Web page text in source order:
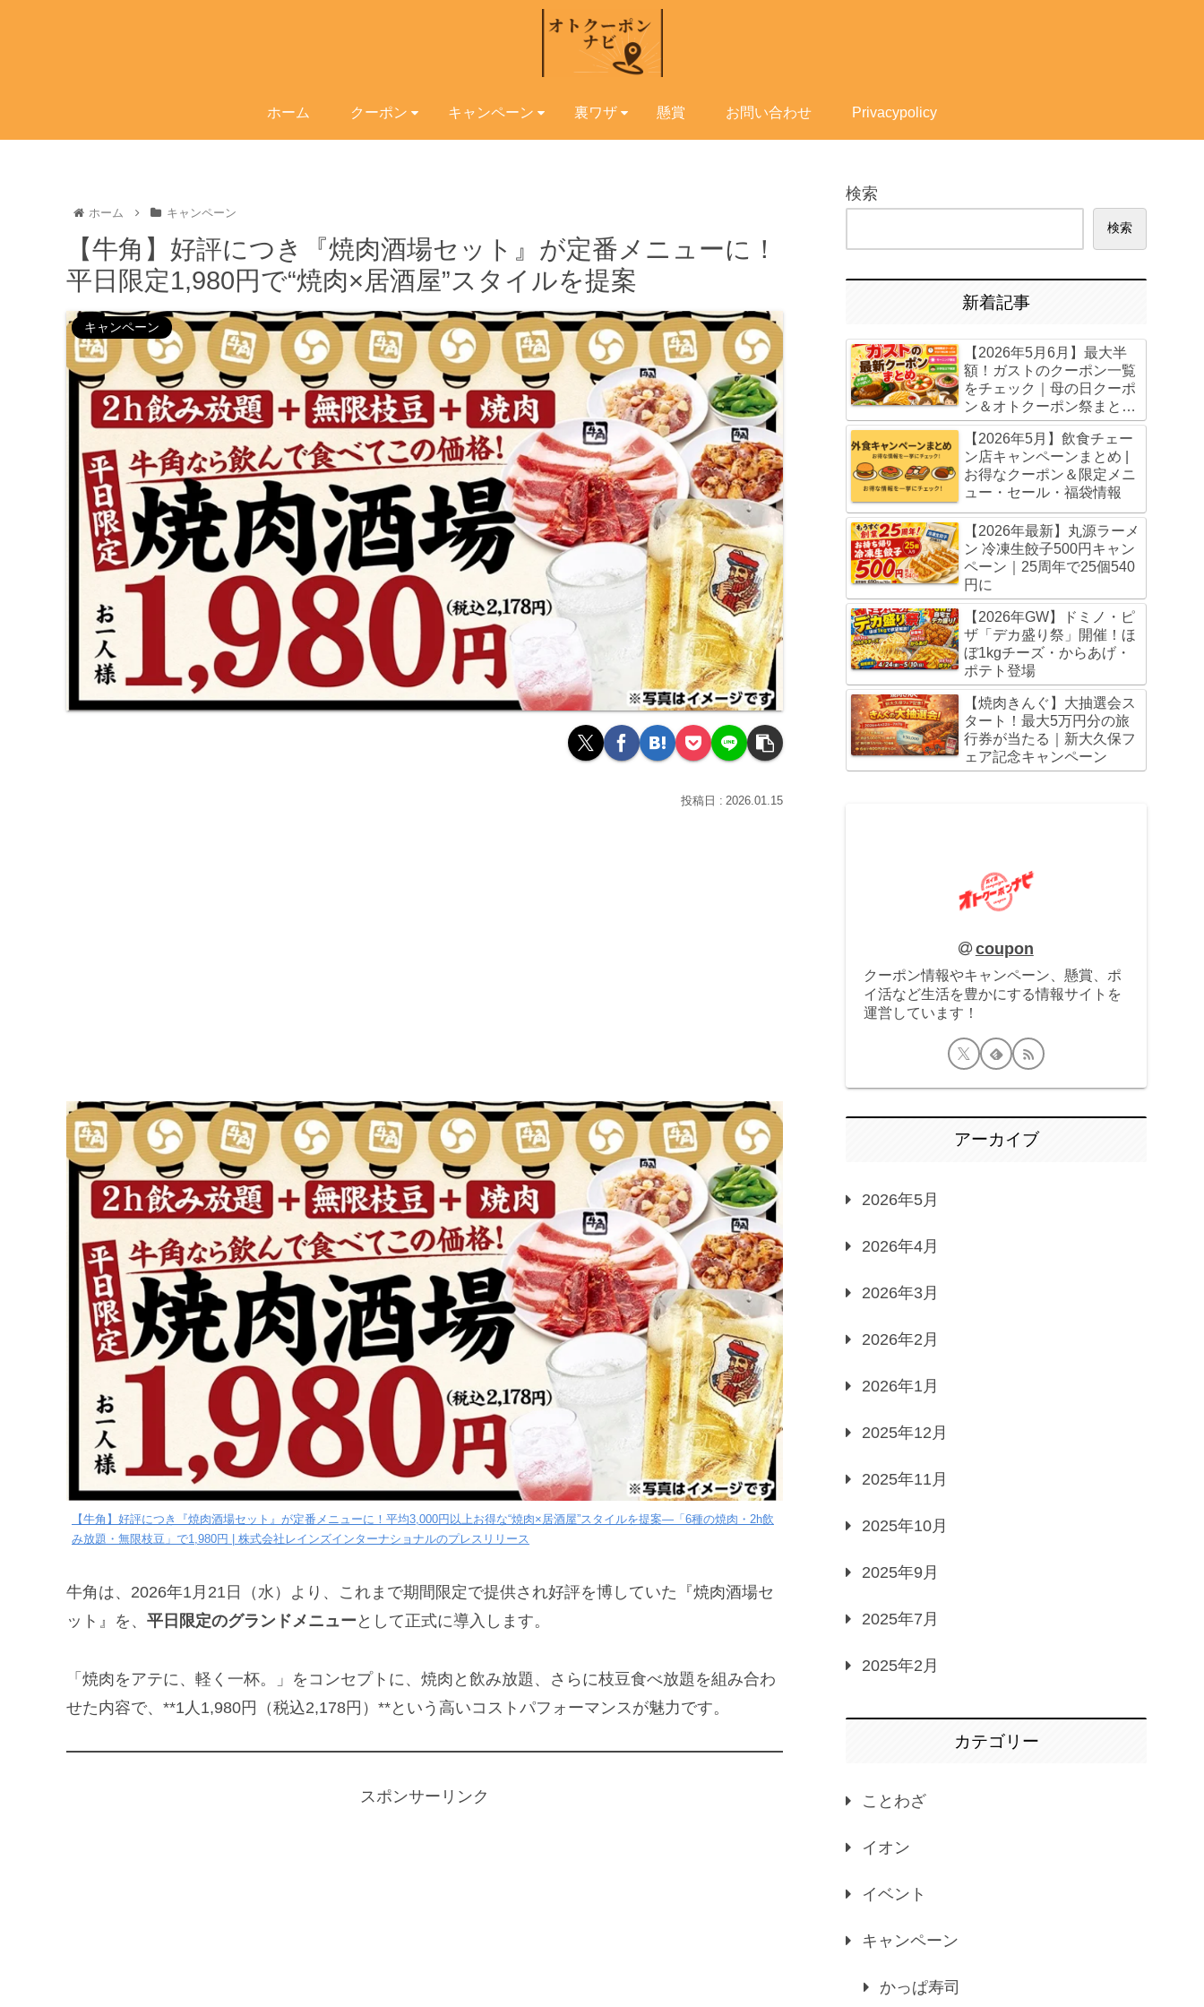
ホーム クーポン キャンペーン 裏ワザ 懸賞 お問い合わせ Privacypolicy
ホーム キャンペーン
【牛角】好評につき『焼肉酒場セット』が定番メニューに！
平日限定1,980円で“焼肉×居酒屋”スタイルを提案
キャンペーン
2026.01.15
【牛角】好評につき『焼肉酒場セット』が定番メニューに！平均3,000円以上お得な“焼肉×居酒屋”スタイルを提案—「6種の焼肉・2h飲
み放題・無限枝豆」で1,980円 | 株式会社レインズインターナショナルのプレスリリース
牛角は、2026年1月21日（水）より、これまで期間限定で提供され好評を博していた『焼肉酒場セ
ット』を、 平日限定のグランドメニューとして正式に導入します。
「焼肉をアテに、軽く一杯。」をコンセプトに、焼肉と飲み放題、さらに枝豆食べ放題を組み合わ
せた内容で、**1人1,980円（税込2,178円）**という高いコストパフォーマンスが魅力です。
スポンサーリンク
検索
検索
新着記事
【2026年5月6月】最大半
額！ガストのクーポン一覧
をチェック｜母の日クーポ
ン＆オトクーポン祭まとめ
（5月20日・6月3日まで）
【2026年5月】飲食チェー
ン店キャンペーンまとめ |
お得なクーポン＆限定メニ
ュー・セール・福袋情報
【2026年最新】丸源ラーメ
ン 冷凍生餃子500円キャン
ペーン｜25周年で25個540
円に
【2026年GW】ドミノ・ピ
ザ「デカ盛り祭」開催！ほ
ぼ1kgチーズ・からあげ・
ポテト登場
【焼肉きんぐ】大抽選会ス
タート！最大5万円分の旅
行券が当たる｜新大久保フ
ェア記念キャンペーン
coupon
クーポン情報やキャンペーン、懸賞、ポ
イ活など生活を豊かにする情報サイトを
運営しています！
アーカイブ
2026年5月
2026年4月
2026年3月
2026年2月
2026年1月
2025年12月
2025年11月
2025年10月
2025年9月
2025年7月
2025年2月
カテゴリー
ことわざ
イオン
イベント
キャンペーン
かっぱ寿司